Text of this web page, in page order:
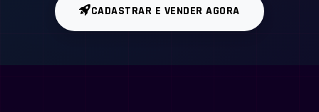
CADASTRAR E VENDER AGORA